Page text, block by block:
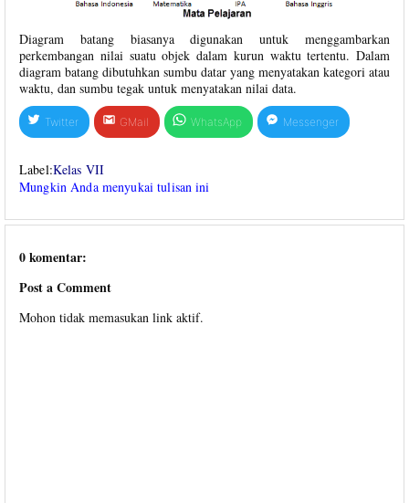
Diagram batang biasanya digunakan untuk menggambarkan
perkembangan nilai suatu objek dalam kurun waktu tertentu. Dalam
diagram batang dibutuhkan sumbu datar yang menyatakan kategori atau
waktu, dan sumbu tegak untuk menyatakan nilai data.
Twitter GMail WhatsApp Messenger
Label:Kelas VII
Mungkin Anda menyukai tulisan ini
0 komentar:
Post a Comment
Mohon tidak memasukan link aktif.